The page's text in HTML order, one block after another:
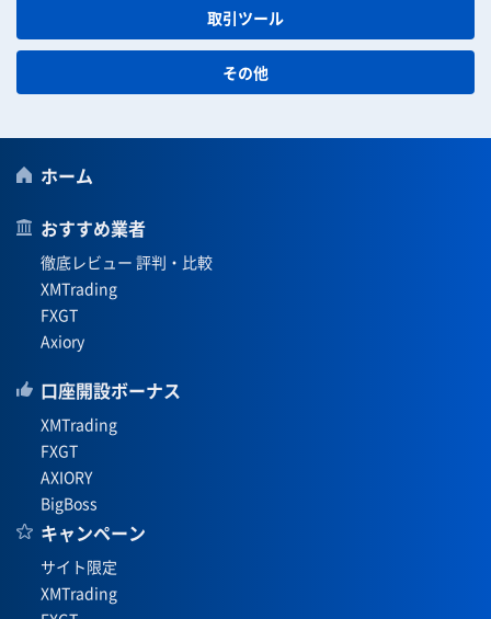
取引ツール
その他
ホーム
おすすめ業者
徹底レビュー 評判・比較
XMTrading
FXGT
Axiory
口座開設ボーナス
XMTrading
FXGT
AXIORY
BigBoss
キャンペーン
サイト限定
XMTrading